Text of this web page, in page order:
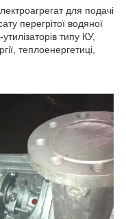
для подачі
перегрітої водяної
типу КУ,
теплоенергетиці,